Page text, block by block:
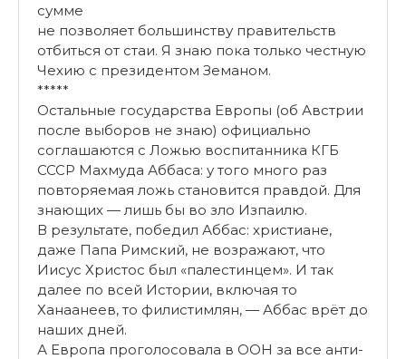
сумме
не позволяет большинству правительств
отбиться от стаи. Я знаю пока только честную
Чехию с президентом Земаном.
*****
Остальные государства Европы (об Австрии
после выборов не знаю) официально
соглашаются с Ложью воспитанника КГБ
СССР Махмуда Аббаса: у того много раз
повторяемая ложь становится правдой. Для
знающих — лишь бы во зло Изпаилю.
В результате, победил Аббас: христиане,
даже Папа Римский, не возражают, что
Иисус Христос был «палестинцем». И так
далее по всей Истории, включая то
Ханаанеев, то филистимлян, — Аббас врёт до
наших дней.
А Европа проголосовала в ООН за все анти-